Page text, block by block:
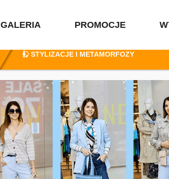
GALERIA PROMOCJE
ZAKUPY
GALERIA
PROMOCJE
WYDARZENIA
KONKURSY